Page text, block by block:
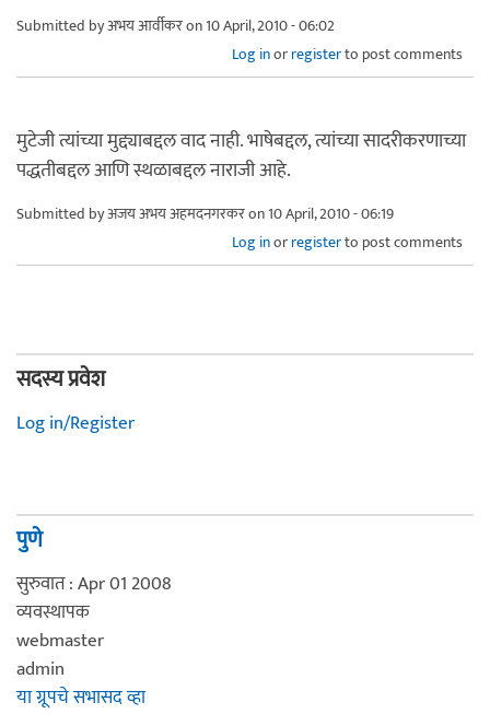
Submitted byअभय आर्वीकरon 10 April, 2010 - 06:02
Log inorregisterto post comments
मुटेजी त्यांच्या मुद्द्याबद्दल वाद नाही. भाषेबद्दल, त्यांच्या सादरीकरणाच्या
पद्धतीबद्दल आणि स्थळाबद्दल नाराजी आहे.
Submitted byअजय अभय अहमदनगरकरon 10 April, 2010 - 06:19
Log inorregisterto post comments
सदस्य प्रवेश
Log in/Register
पुणे
सुरुवात : Apr 01 2008
व्यवस्थापक
webmaster
admin
या ग्रूपचे सभासद व्हा